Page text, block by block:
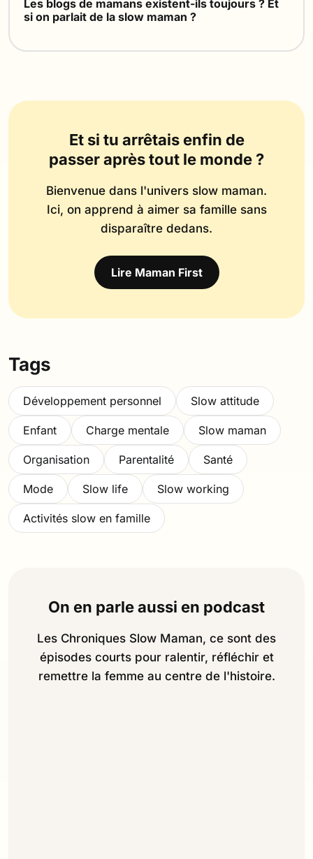
Les blogs de mamans existent-ils toujours ? Et
si on parlait de la slow maman ?
Et si tu arrêtais enfin de
passer après tout le monde ?
Bienvenue dans l'univers slow maman.
Ici, on apprend à aimer sa famille sans
disparaître dedans.
Lire Maman First
Tags
Développement personnel Slow attitude
Enfant Charge mentale Slow maman
Organisation Parentalité Santé
Mode Slow life Slow working
Activités slow en famille
On en parle aussi en podcast
Les Chroniques Slow Maman, ce sont des
épisodes courts pour ralentir, réfléchir et
remettre la femme au centre de l'histoire.